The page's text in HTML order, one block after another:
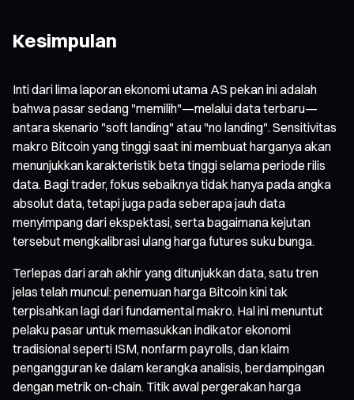
Kesimpulan
Inti dari lima laporan ekonomi utama AS pekan ini adalah
bahwa pasar sedang "memilih"—melalui data terbaru—
antara skenario "soft landing" atau "no landing". Sensitivitas
makro Bitcoin yang tinggi saat ini membuat harganya akan
menunjukkan karakteristik beta tinggi selama periode rilis
data. Bagi trader, fokus sebaiknya tidak hanya pada angka
absolut data, tetapi juga pada seberapa jauh data
menyimpang dari ekspektasi, serta bagaimana kejutan
tersebut mengkalibrasi ulang harga futures suku bunga.
Terlepas dari arah akhir yang ditunjukkan data, satu tren
jelas telah muncul: penemuan harga Bitcoin kini tak
terpisahkan lagi dari fundamental makro. Hal ini menuntut
pelaku pasar untuk memasukkan indikator ekonomi
tradisional seperti ISM, nonfarm payrolls, dan klaim
pengangguran ke dalam kerangka analisis, berdampingan
dengan metrik on-chain. Titik awal pergerakan harga